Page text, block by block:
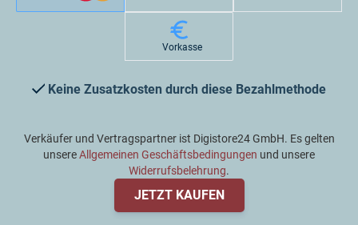
Vorkasse
Keine Zusatzkosten durch diese Bezahlmethode
Verkäufer und Vertragspartner ist Digistore24 GmbH. Es gelten
unsereAllgemeinen Geschäftsbedingungen und unsere
Widerrufsbelehrung.
JETZT KAUFEN